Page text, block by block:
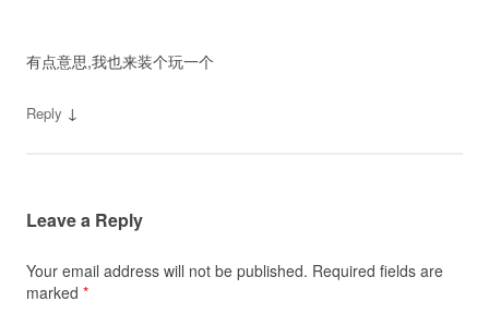
有点意思,我也来装个玩一个
Reply ↓
Leave a Reply
Your email address will not be published. Required fields are
marked *